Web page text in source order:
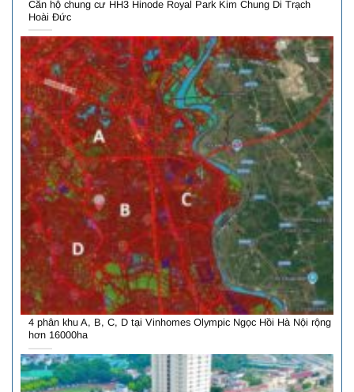
Căn hộ chung cư HH3 Hinode Royal Park Kim Chung Di Trạch
Hoài Đức
4 phân khu A, B, C, D tại Vinhomes Olympic Ngọc Hồi Hà Nội rộng
hơn 16000ha